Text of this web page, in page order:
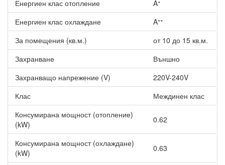
Други по-важни характеристики на Инверторен
климатик Fuji Electric RSG09KMCE/ROG09KMCC, 9000
BTU, Клас A++
Повече комфорт - ниски нива на шум и плавно спускащ
се към пода, комфортен въздушен поток.
Опция за WiFi управление през смарт устройство.
Висока сезонна ефективност - енергиен клас A++ при
охлаждане и A+ при отопление.
Енергиен клас отопление
Aᐩ
Енергиен клас охлаждане
Aᐩᐩ
За помещения (кв.м.)
от 10 до 15 кв.м.
Захранване
Външно
Захранващо напрежение (V)
220V-240V
Клас
Междинен клас
Консумирана мощност (отопление)
(kW)
0.62
Консумирана мощност (охлаждане)
(kW)
0.63